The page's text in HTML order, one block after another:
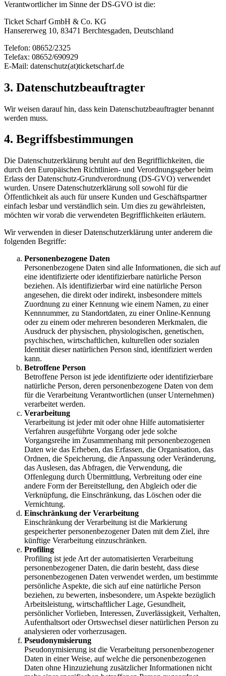
Verantwortlicher im Sinne der DS-GVO ist die:
Ticket Scharf GmbH & Co. KG
Hansererweg 10, 83471 Berchtesgaden, Deutschland
Telefon: 08652/2325
Telefax: 08652/690929
E-Mail: datenschutz(at)ticketscharf.de
3. Datenschutzbeauftragter
Wir weisen darauf hin, dass kein Datenschutzbeauftragter benannt
werden muss.
4. Begriffsbestimmungen
Die Datenschutzerklärung beruht auf den Begrifflichkeiten, die
durch den Europäischen Richtlinien- und Verordnungsgeber beim
Erlass der Datenschutz-Grundverordnung (DS-GVO) verwendet
wurden. Unsere Datenschutzerklärung soll sowohl für die
Öffentlichkeit als auch für unsere Kunden und Geschäftspartner
einfach lesbar und verständlich sein. Um dies zu gewährleisten,
möchten wir vorab die verwendeten Begrifflichkeiten erläutern.
Wir verwenden in dieser Datenschutzerklärung unter anderem die
folgenden Begriffe:
Personenbezogene Daten
Personenbezogene Daten sind alle Informationen, die sich auf
eine identifizierte oder identifizierbare natürliche Person
beziehen. Als identifizierbar wird eine natürliche Person
angesehen, die direkt oder indirekt, insbesondere mittels
Zuordnung zu einer Kennung wie einem Namen, zu einer
Kennnummer, zu Standortdaten, zu einer Online-Kennung
oder zu einem oder mehreren besonderen Merkmalen, die
Ausdruck der physischen, physiologischen, genetischen,
psychischen, wirtschaftlichen, kulturellen oder sozialen
Identität dieser natürlichen Person sind, identifiziert werden
kann.
Betroffene Person
Betroffene Person ist jede identifizierte oder identifizierbare
natürliche Person, deren personenbezogene Daten von dem
für die Verarbeitung Verantwortlichen (unser Unternehmen)
verarbeitet werden.
Verarbeitung
Verarbeitung ist jeder mit oder ohne Hilfe automatisierter
Verfahren ausgeführte Vorgang oder jede solche
Vorgangsreihe im Zusammenhang mit personenbezogenen
Daten wie das Erheben, das Erfassen, die Organisation, das
Ordnen, die Speicherung, die Anpassung oder Veränderung,
das Auslesen, das Abfragen, die Verwendung, die
Offenlegung durch Übermittlung, Verbreitung oder eine
andere Form der Bereitstellung, den Abgleich oder die
Verknüpfung, die Einschränkung, das Löschen oder die
Vernichtung.
Einschränkung der Verarbeitung
Einschränkung der Verarbeitung ist die Markierung
gespeicherter personenbezogener Daten mit dem Ziel, ihre
künftige Verarbeitung einzuschränken.
Profiling
Profiling ist jede Art der automatisierten Verarbeitung
personenbezogener Daten, die darin besteht, dass diese
personenbezogenen Daten verwendet werden, um bestimmte
persönliche Aspekte, die sich auf eine natürliche Person
beziehen, zu bewerten, insbesondere, um Aspekte bezüglich
Arbeitsleistung, wirtschaftlicher Lage, Gesundheit,
persönlicher Vorlieben, Interessen, Zuverlässigkeit, Verhalten,
Aufenthaltsort oder Ortswechsel dieser natürlichen Person zu
analysieren oder vorherzusagen.
Pseudonymisierung
Pseudonymisierung ist die Verarbeitung personenbezogener
Daten in einer Weise, auf welche die personenbezogenen
Daten ohne Hinzuziehung zusätzlicher Informationen nicht